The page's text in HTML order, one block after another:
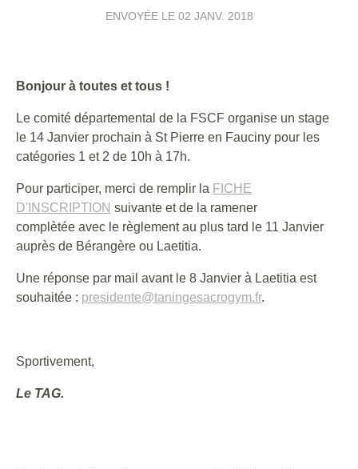
ENVOYÉE LE 02 JANV. 2018
Bonjour à toutes et tous !
Le comité départemental de la FSCF organise un stage
le 14 Janvier prochain à St Pierre en Fauciny pour les
catégories 1 et 2 de 10h à 17h.
Pour participer, merci de remplir la FICHE
D'INSCRIPTION suivante et de la ramener
complètée avec le règlement au plus tard le 11 Janvier
auprès de Bérangère ou Laetitia.
Une réponse par mail avant le 8 Janvier à Laetitia est
souhaitée : presidente@taningesacrogym.fr.
Sportivement,
Le TAG.